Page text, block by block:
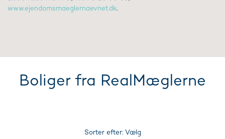
www.ejendomsmaeglernaevnet.dk.
Boliger fra RealMæglerne
Sorter efter: Vælg